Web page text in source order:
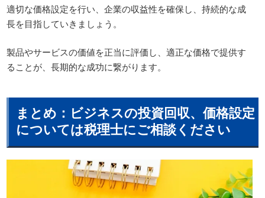
適切な価格設定を行い、企業の収益性を確保し、持続的な成
長を目指していきましょう。
製品やサービスの価値を正当に評価し、適正な価格で提供す
ることが、長期的な成功に繋がります。
まとめ：ビジネスの投資回収、価格設定
については税理士にご相談ください